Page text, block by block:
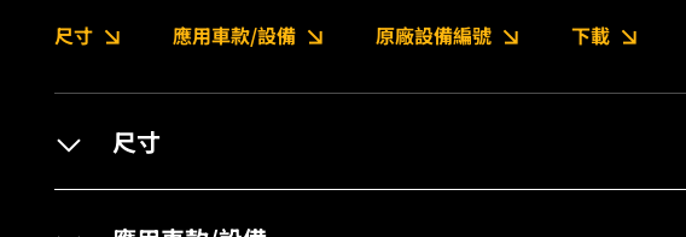
尺寸 應用車款/設備 原廠設備編號 下載
尺寸